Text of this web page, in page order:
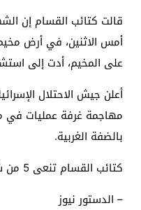
قالت كتائب القسام إن
أمس الاثنين، في أرض
على المخيم، أدت إلى
أعلن جيش الاحتلال
مهاجمة غرفة عمليات في
بالضفة الغربية.
كتائب القسام تنعى 5 من شهدائها في مخيم نور شمس
– الدستور نيوز